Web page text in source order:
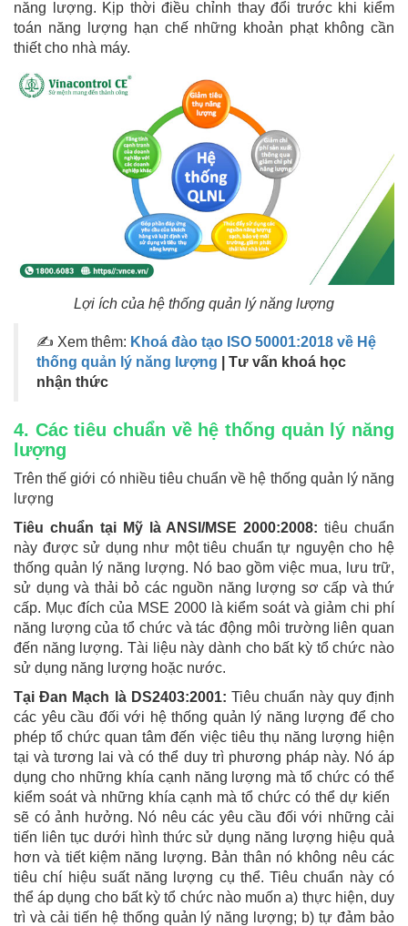
năng lượng. Kịp thời điều chỉnh thay đổi trước khi kiểm
toán năng lượng hạn chế những khoản phạt không cần
thiết cho nhà máy.
Lợi ích của hệ thống quản lý năng lượng
✍ Xem thêm: Khoá đào tạo ISO 50001:2018 về Hệ
thống quản lý năng lượng | Tư vấn khoá học
nhận thức
4. Các tiêu chuẩn về hệ thống quản lý năng
lượng
Trên thế giới có nhiều tiêu chuẩn về hệ thống quản lý năng
lượng
Tiêu chuẩn tại Mỹ là ANSI/MSE 2000:2008:tiêu chuẩn
này được sử dụng như một tiêu chuẩn tự nguyện cho hệ
thống quản lý năng lượng. Nó bao gồm việc mua, lưu trữ,
sử dụng và thải bỏ các nguồn năng lượng sơ cấp và thứ
cấp. Mục đích của MSE 2000 là kiểm soát và giảm chi phí
năng lượng của tổ chức và tác động môi trường liên quan
đến năng lượng. Tài liệu này dành cho bất kỳ tổ chức nào
sử dụng năng lượng hoặc nước.
Tại Đan Mạch là DS2403:2001:Tiêu chuẩn này quy định
các yêu cầu đối với hệ thống quản lý năng lượng để cho
phép tổ chức quan tâm đến việc tiêu thụ năng lượng hiện
tại và tương lai và có thể duy trì phương pháp này. Nó áp
dụng cho những khía cạnh năng lượng mà tổ chức có thể
kiểm soát và những khía cạnh mà tổ chức có thể dự kiến ​​
sẽ có ảnh hưởng. Nó nêu các yêu cầu đối với những cải
tiến liên tục dưới hình thức sử dụng năng lượng hiệu quả
hơn và tiết kiệm năng lượng. Bản thân nó không nêu các
tiêu chí hiệu suất năng lượng cụ thể. Tiêu chuẩn này có
thể áp dụng cho bất kỳ tổ chức nào muốn a) thực hiện, duy
trì và cải tiến hệ thống quản lý năng lượng; b) tự đảm bảo